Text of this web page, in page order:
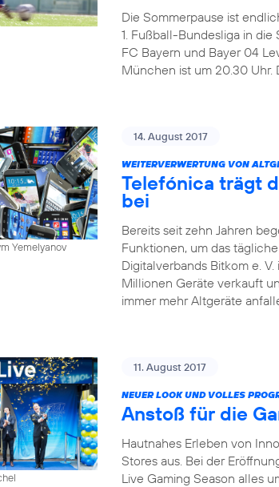
Die Sommerpause ist
1. Fußball-Bundesliga in
FC Bayern und Bayer 04
München ist um 20.30 Uhr.
Yemelyanov
14. August 2017
WEITERVERWERTUNG VON
Telefónica trägt
bei
Bereits seit zehn Jahren
Funktionen, um das
Digitalverbands Bitkom e.
Millionen Geräte verkauft
immer mehr Altgeräte
11. August 2017
NEUER LOOK UND VOLLES
Anstoß für die
Hautnahes Erleben von
Stores aus. Bei der
Live Gaming Season alles